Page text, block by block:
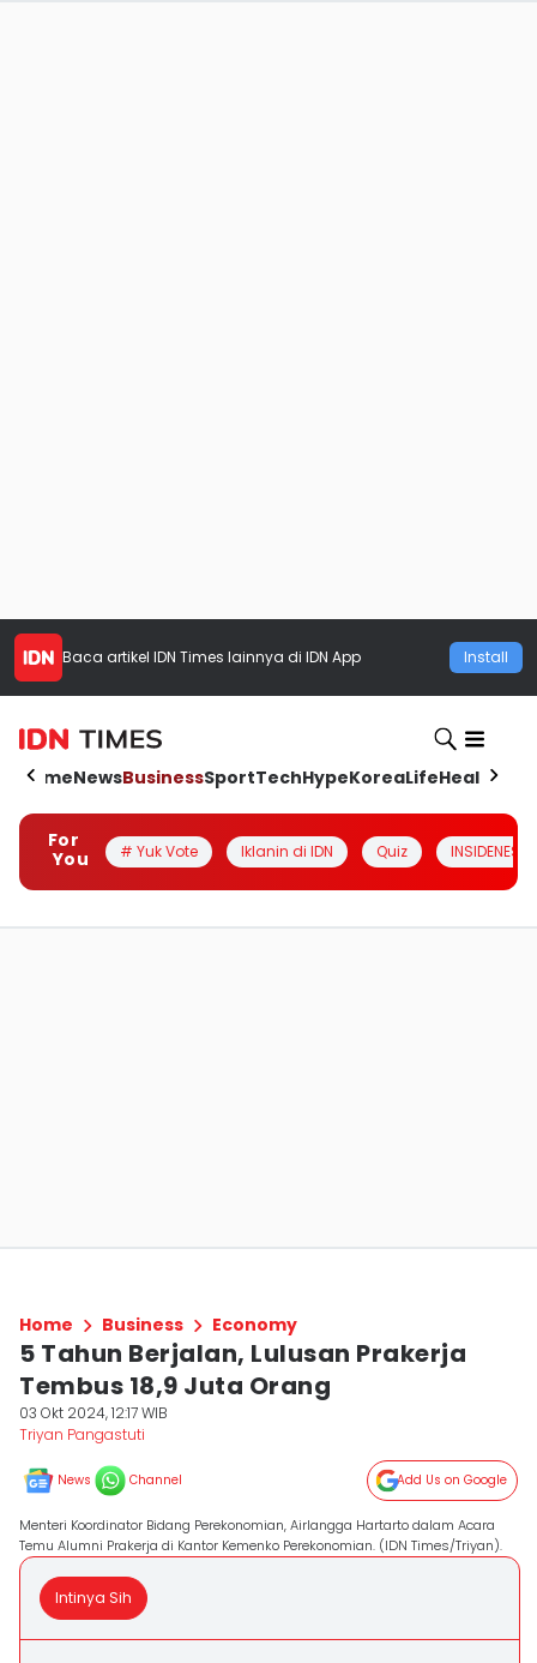
Baca artikel IDN Times lainnya di IDN App Install
HomeNewsBusinessSportTechHypeKoreaLifeHealth
For
You
# Yuk Vote Iklanin di IDN Quiz INSIDENESIA
Home Business Economy
5 Tahun Berjalan, Lulusan Prakerja
Tembus 18,9 Juta Orang
03 Okt 2024, 12:17 WIB
Triyan Pangastuti
News Channel Add Us on Google
Menteri Koordinator Bidang Perekonomian, Airlangga Hartarto dalam Acara
Temu Alumni Prakerja di Kantor Kemenko Perekonomian. (IDN Times/Triyan).
Intinya Sih